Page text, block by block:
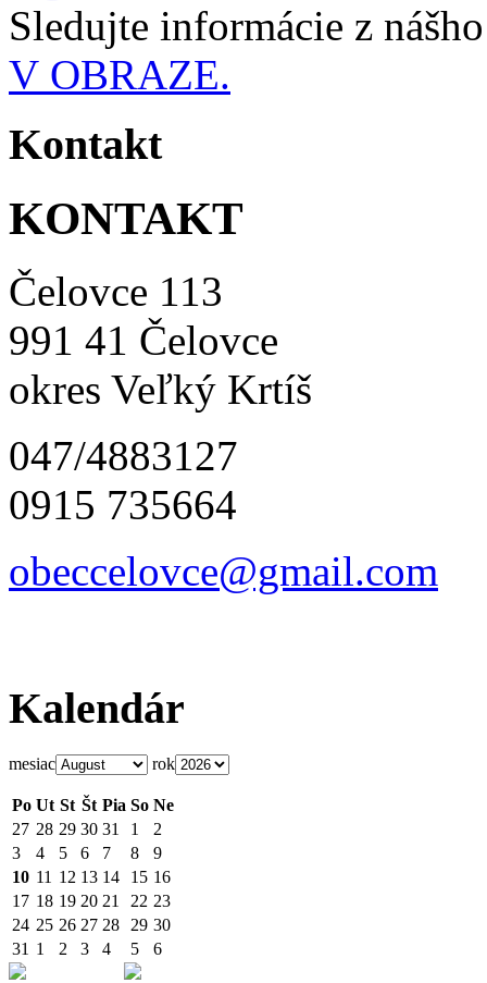
Sledujte informácie z
V OBRAZE.
Kontakt
KONTAKT
Čelovce 113
991 41 Čelovce
okres Veľký Krtíš
047/4883127
0915 735664
obeccelovce@gmail.com
Kalendár
mesiac rok
Po Ut St Št Pia So Ne
27 28 29 30 31 1
2
3
4 5 6 7 8
9
10 11 12 13 14 15 16
17 18 19 20 21 22 23
24 25 26 27 28 29 30
31 1 2 3 4 5 6